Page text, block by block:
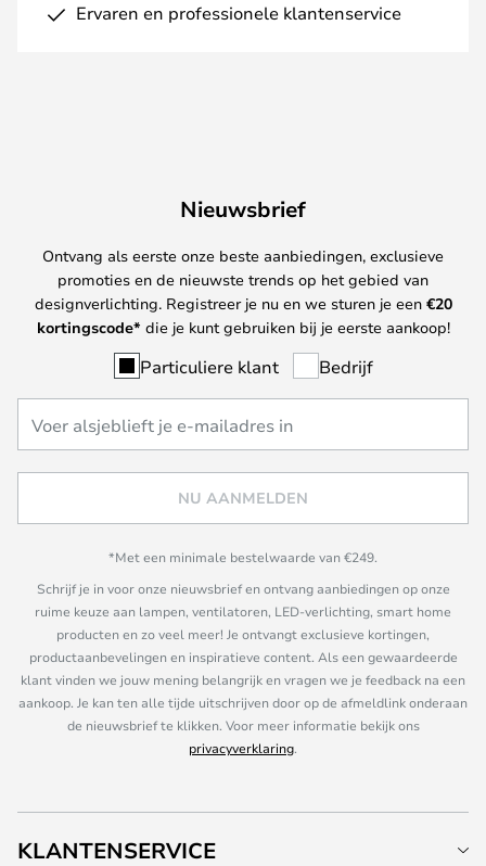
Ervaren en professionele klantenservice
Nieuwsbrief
Ontvang als eerste onze beste aanbiedingen, exclusieve
promoties en de nieuwste trends op het gebied van
designverlichting. Registreer je nu en we sturen je een €20
kortingscode* die je kunt gebruiken bij je eerste aankoop!
Particuliere klant Bedrijf
NU AANMELDEN
*Met een minimale bestelwaarde van €249.
Schrijf je in voor onze nieuwsbrief en ontvang aanbiedingen op onze
ruime keuze aan lampen, ventilatoren, LED-verlichting, smart home
producten en zo veel meer! Je ontvangt exclusieve kortingen,
productaanbevelingen en inspiratieve content. Als een gewaardeerde
klant vinden we jouw mening belangrijk en vragen we je feedback na een
aankoop. Je kan ten alle tijde uitschrijven door op de afmeldlink onderaan
de nieuwsbrief te klikken. Voor meer informatie bekijk ons
privacyverklaring.
KLANTENSERVICE